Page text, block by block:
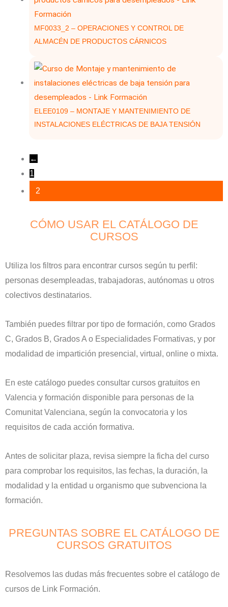
MF0033_2 – OPERACIONES Y CONTROL DE
ALMACÉN DE PRODUCTOS CÁRNICOS
ELEE0109 – MONTAJE Y MANTENIMIENTO DE
INSTALACIONES ELÉCTRICAS DE BAJA TENSIÓN
←
1
2
CÓMO USAR EL CATÁLOGO DE
CURSOS
Utiliza los filtros para encontrar cursos según tu perfil:
personas desempleadas, trabajadoras, autónomas u otros
colectivos destinatarios.
También puedes filtrar por tipo de formación, como Grados
C, Grados B, Grados A o Especialidades Formativas, y por
modalidad de impartición presencial, virtual, online o mixta.
En este catálogo puedes consultar cursos gratuitos en
Valencia y formación disponible para personas de la
Comunitat Valenciana, según la convocatoria y los
requisitos de cada acción formativa.
Antes de solicitar plaza, revisa siempre la ficha del curso
para comprobar los requisitos, las fechas, la duración, la
modalidad y la entidad u organismo que subvenciona la
formación.
PREGUNTAS SOBRE EL CATÁLOGO DE
CURSOS GRATUITOS
Resolvemos las dudas más frecuentes sobre el catálogo de
cursos de Link Formación.